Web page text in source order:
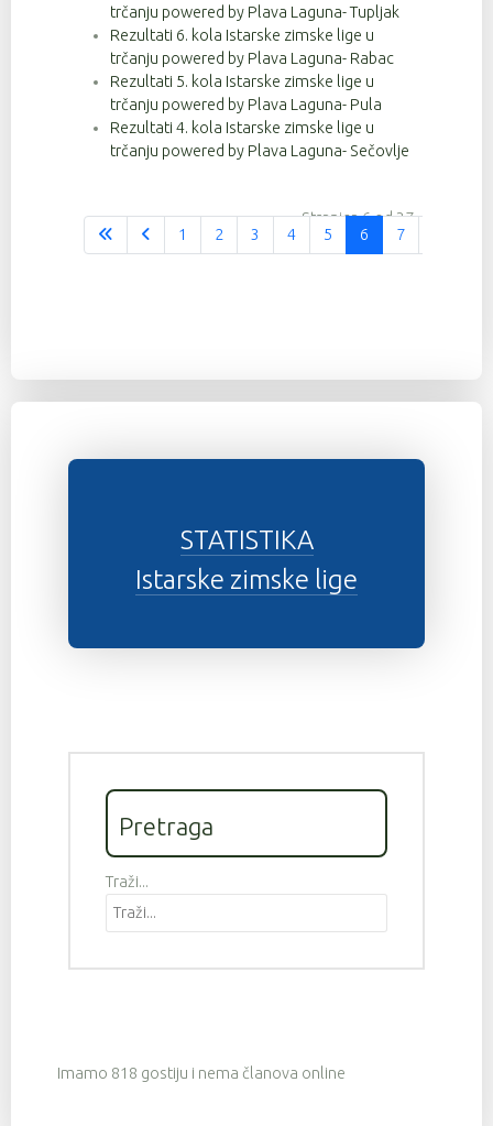
trčanju powered by Plava Laguna- Tupljak
Rezultati 6. kola Istarske zimske lige u
trčanju powered by Plava Laguna- Rabac
Rezultati 5. kola Istarske zimske lige u
trčanju powered by Plava Laguna- Pula
Rezultati 4. kola Istarske zimske lige u
trčanju powered by Plava Laguna- Sečovlje
Stranica 6 od 37
1
2 3 4 5 6 7
STATISTIKA
Istarske zimske lige
Pretraga
Traži...
Imamo 818 gostiju i nema članova online